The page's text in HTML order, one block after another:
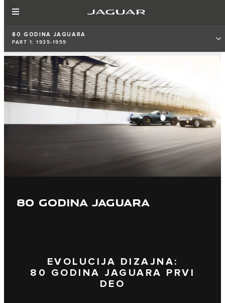
80 GODINA JAGUARA
PART 1: 1935-1959
80 GODINA JAGUARA
EVOLUCIJA DIZAJNA:
80 GODINA JAGUARA PRVI
DEO